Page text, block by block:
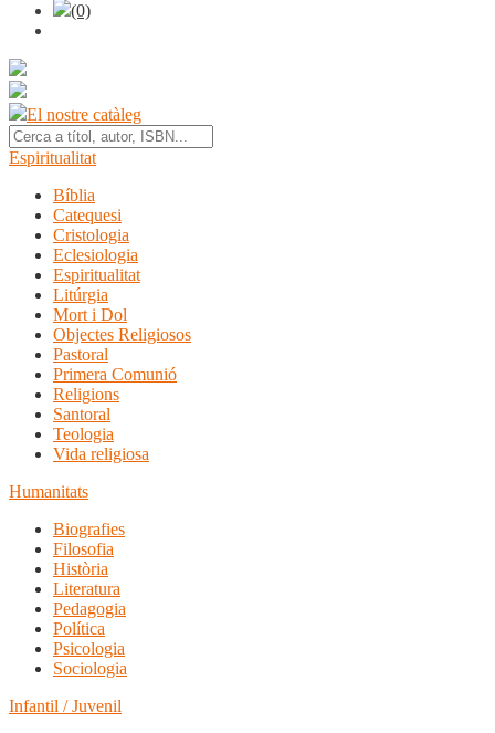
(0)
El nostre catàleg
Espiritualitat
Bíblia
Catequesi
Cristologia
Eclesiologia
Espiritualitat
Litúrgia
Mort i Dol
Objectes Religiosos
Pastoral
Primera Comunió
Religions
Santoral
Teologia
Vida religiosa
Humanitats
Biografies
Filosofia
Història
Literatura
Pedagogia
Política
Psicologia
Sociologia
Infantil / Juvenil